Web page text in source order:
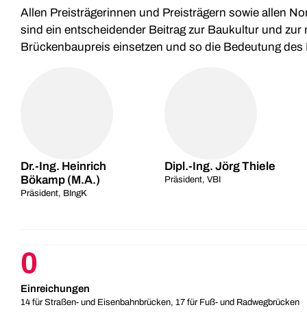
Allen Preisträgerinnen und Preisträgern sowie allen
sind ein entscheidender Beitrag zur Baukultur und
Brückenbaupreis einsetzen und so die Bedeutung
Dr.-Ing. Heinrich
Bökamp (M.A.)
Präsident, BIngK
Dipl.-Ing. Jörg Thiele
Präsident, VBI
0
Einreichungen
14 für Straßen- und Eisenbahnbrücken, 17 für Fuß- und Radwegbrücken